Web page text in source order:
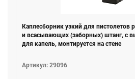
Каплесборник узкий для пистолетов
и всасывающих (заборных) штанг,
для капель, монтируется на стене
Артикул: 29096